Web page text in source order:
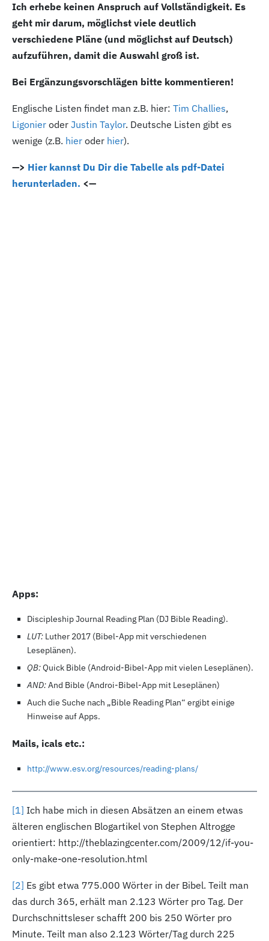
Ich erhebe keinen Anspruch auf Vollständigkeit. Es
geht mir darum, möglichst viele deutlich
verschiedene Pläne (und möglichst auf Deutsch)
aufzuführen, damit die Auswahl groß ist.
Bei Ergänzungsvorschlägen bitte kommentieren!
Englische Listen findet man z.B. hier: Tim Challies,
Ligonier oder Justin Taylor. Deutsche Listen gibt es
wenige (z.B. hier oder hier).
—> Hier kannst Du Dir die Tabelle als pdf-Datei
herunterladen. <—
Apps:
Discipleship Journal Reading Plan (DJ Bible Reading).
LUT: Luther 2017 (Bibel-App mit verschiedenen
Leseplänen).
QB:Quick Bible (Android-Bibel-App mit vielen Leseplänen).
AND:And Bible (Androi-Bibel-App mit Leseplänen)
Auch die Suche nach „Bible Reading Plan“ ergibt einige
Hinweise auf Apps.
Mails, icals etc.:
http://www.esv.org/resources/reading-plans/
[1] Ich habe mich in diesen Absätzen an einem etwas
älteren englischen Blogartikel von Stephen Altrogge
orientiert: http://theblazingcenter.com/2009/12/if-you-
only-make-one-resolution.html
[2] Es gibt etwa 775.000 Wörter in der Bibel. Teilt man
das durch 365, erhält man 2.123 Wörter pro Tag. Der
Durchschnittsleser schafft 200 bis 250 Wörter pro
Minute. Teilt man also 2.123 Wörter/Tag durch 225